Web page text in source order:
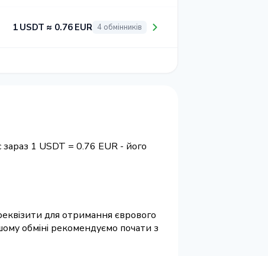
1 USDT ≈ 0.76 EUR 4 обмінників
1 USDT = 0.76 EUR - його
для отримання єврового
обміні рекомендуємо почати з